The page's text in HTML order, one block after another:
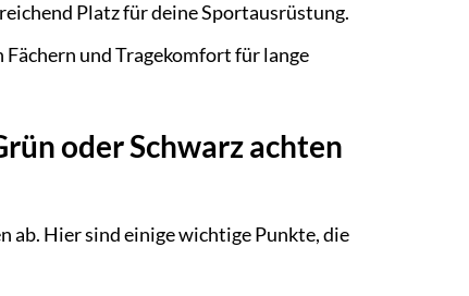
Platz für deine Sportausrüstung.
und Tragekomfort für lange
oder Schwarz achten
ab. Hier sind einige wichtige Punkte, die